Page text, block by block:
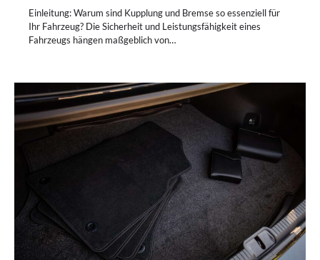
Einleitung: Warum sind Kupplung und Bremse so essenziell für
Ihr Fahrzeug? Die Sicherheit und Leistungsfähigkeit eines
Fahrzeugs hängen maßgeblich von…